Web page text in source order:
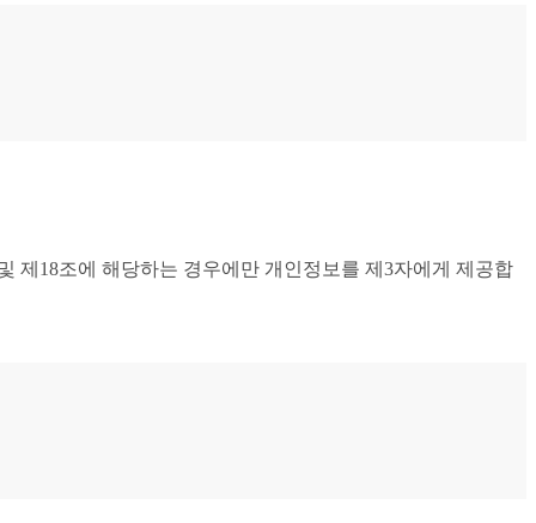
제18조에 해당하는 경우에만 개인정보를 제3자에게 제공합